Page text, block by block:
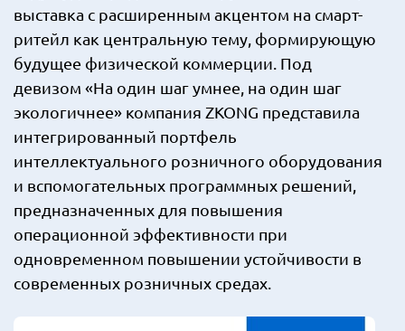
выставка с расширенным акцентом на смарт-
ритейл как центральную тему, формирующую
будущее физической коммерции. Под
девизом «На один шаг умнее, на один шаг
экологичнее» компания ZKONG представила
интегрированный портфель
интеллектуального розничного оборудования
и вспомогательных программных решений,
предназначенных для повышения
операционной эффективности при
одновременном повышении устойчивости в
современных розничных средах.